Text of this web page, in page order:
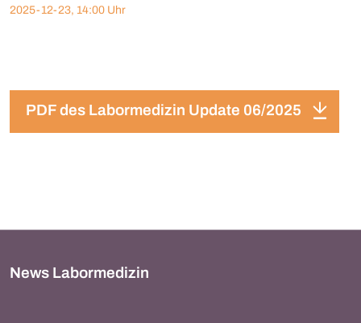
2025-12-23, 14:00 Uhr
PDF des Labormedizin Update 06/2025
News Labormedizin